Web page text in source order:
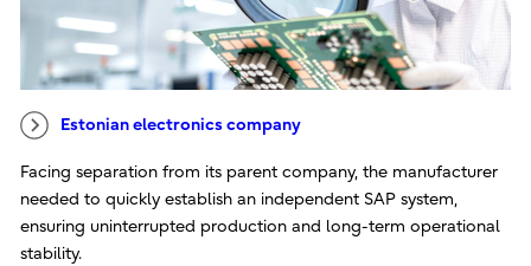
Estonian electronics company
Facing separation from its parent company, the manufacturer
needed to quickly establish an independent SAP system,
ensuring uninterrupted production and long-term operational
stability.